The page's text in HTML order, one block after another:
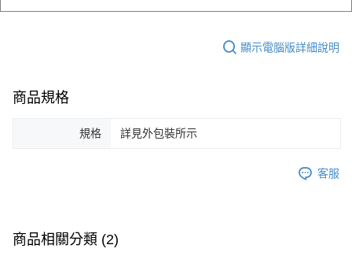
顯示電腦版詳細說明
商品規格
規格 詳見外包裝所示
客服
商品相關分類 (2)